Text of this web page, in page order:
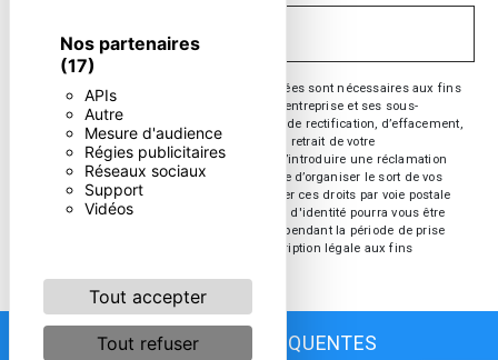
Nos partenaires
(17)
APIs
Autre
Mesure d'audience
Régies publicitaires
Réseaux sociaux
Support
Vidéos
Tout accepter
Tout refuser
** Les données personnelles communiquées sont nécessaires aux fins
de vous contacter. Elles sont destinées à l'entreprise et ses sous-
traitants. Vous disposez de droits d’accès, de rectification, d’effacement,
de portabilité, de limitation, d’opposition, de retrait de votre
consentement à tout moment et du droit d’introduire une réclamation
auprès d’une autorité de contrôle, ainsi que d’organiser le sort de vos
données post-mortem. Vous pouvez exercer ces droits par voie postale
ou par courrier électronique. Un justificatif d'identité pourra vous être
demandé. Nous conservons vos données pendant la période de prise
de contact puis pendant la durée de prescription légale aux fins
RECHERCHES FRÉQUENTES